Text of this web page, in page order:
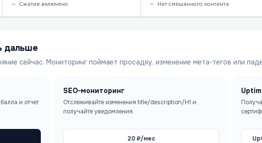
Сжатие включено Нет смешанного контента
дальше
сейчас. Мониторинг поймает просадку, изменение мета-тегов или
и отчет
SEO-мониторинг
Отслеживайте изменения title/description/H1 и
получайте уведомления.
20₽/мес